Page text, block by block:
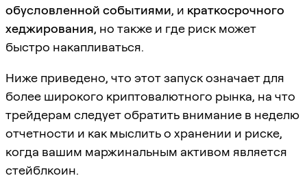
обусловленной событиями, и краткосрочного
хеджирования, но также и где риск может
быстро накапливаться.
Ниже приведено, что этот запуск означает для
более широкого криптовалютного рынка, на что
трейдерам следует обратить внимание в неделю
отчетности и как мыслить о хранении и риске,
когда вашим маржинальным активом является
стейблкоин.